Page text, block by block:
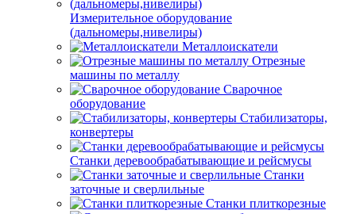
Измерительное оборудование
(дальномеры,нивелиры)
Металлоискатели
Отрезные
машины по металлу
Сварочное
оборудование
Стабилизаторы,
конвертеры
Станки деревообрабатывающие и рейсмусы
Станки
заточные и сверлильные
Станки плиткорезные